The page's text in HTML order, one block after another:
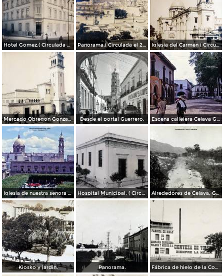
Hotel Gomez.( Circulada el 23 de Julio de 1909 ). Panorama.( Circulada el 25 de Junio de 1909 ). Iglesia del Carmen ( Circulada el 15 de Junioo de 1909 ).
Mercado Obregon Gonzalez ( Circulada el 25 de Junioo de 1909 ). Desde el portal Guerrero. Escena callejera Celaya Guanajuato 1967
Iglesia de nuestra senora del Carmen Celaya Guanajuato 1967 Hospital Municipal. ( Circulada el 23 de Junio de 1909 ). Alrededores de Celaya, Guanajuato.
Kiosko y jardin. Panorama. Fábrica de hielo de la Compañía Cervecera Toluca y México, S.A.